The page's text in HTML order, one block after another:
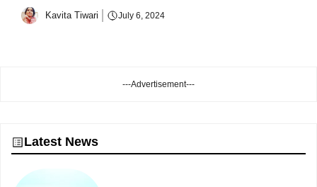
Kavita Tiwari July 6, 2024
---Advertisement---
Latest News